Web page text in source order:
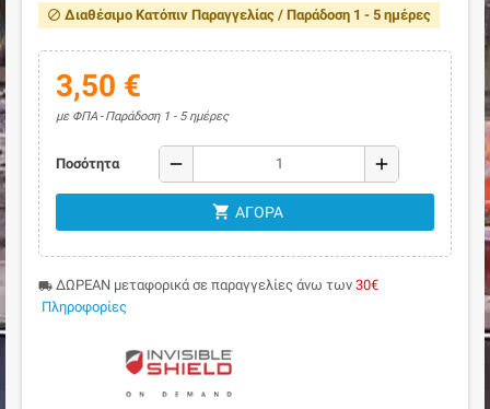
block Διαθέσιμο Κατόπιν Παραγγελίας / Παράδοση 1 - 5 ημέρες
3,50 €
με ΦΠΑ Παράδοση 1 - 5 ημέρες
Ποσότητα remove add
shopping_cart ΑΓΟΡΆ
local_shipping ΔΩΡΕΑΝ μεταφορικά σε παραγγελίες άνω των 30€
Πληροφορίες